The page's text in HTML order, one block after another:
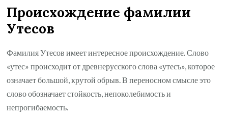
Происхождение фамилии
Утесов
Фамилия Утесов имеет интересное происхождение. Слово
«утес» происходит от древнерусского слова «утесъ», которое
означает большой, крутой обрыв. В переносном смысле это
слово обозначает стойкость, непоколебимость и
непрогибаемость.